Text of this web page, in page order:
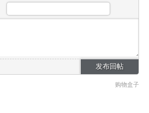
购物盒子